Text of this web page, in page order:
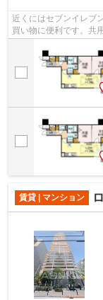
近くにはセブンイレブ
買い物に便利です。共
備やサービスが揃って
賃貸 | マンション